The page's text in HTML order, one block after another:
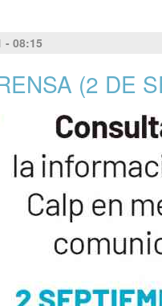
- 08:15
(2 DE